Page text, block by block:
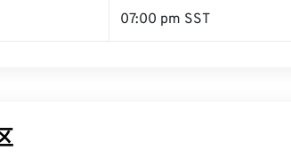
07:00 pm SST